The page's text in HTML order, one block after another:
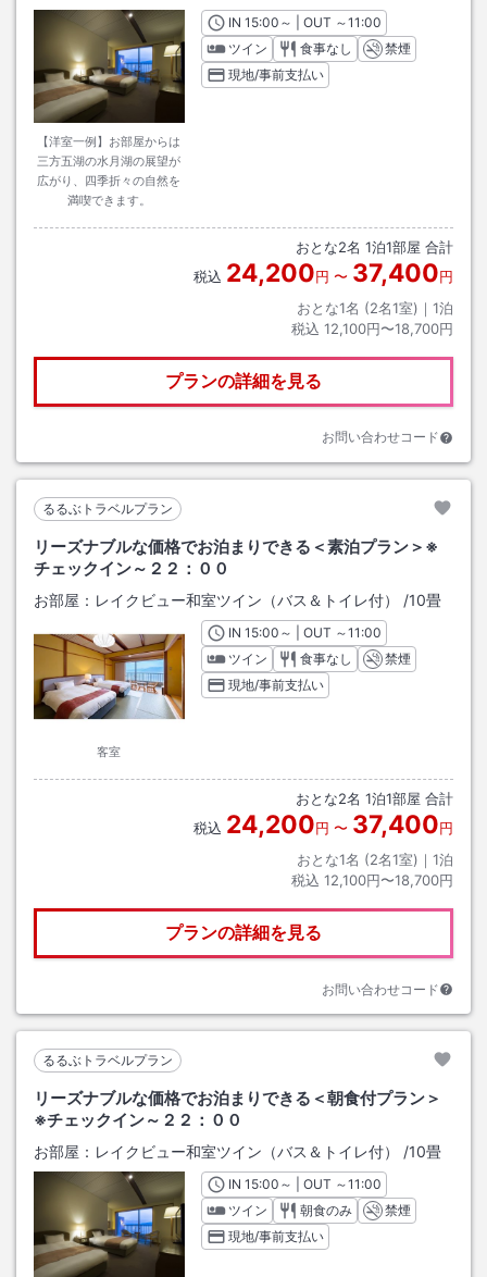
【洋室一例】お部屋からは
三方五湖の水月湖の展望が
広がり、四季折々の自然を
満喫できます。
INチェックイン
15:00 ～ | OUT チェックアウト
～11:00
ツイン
食事なし
禁煙
現地/事前支払い
おとな2名 1泊1部屋 合計
税込 24,200円 〜 37,400円
おとな1名 (2名1室)｜ 1泊
税込 12,100円〜18,700円
プランの詳細を見る
お問い合わせコード
るるぶトラベルプラン
リーズナブルな価格でお泊まりできる＜素泊プラン＞※
チェックイン～２２：００
お部屋： レイクビュー和室ツイン（バス＆トイレ付） /10畳
客室
INチェックイン
15:00 ～ | OUT チェックアウト
～11:00
ツイン
食事なし
禁煙
現地/事前支払い
おとな2名 1泊1部屋 合計
税込 24,200円 〜 37,400円
おとな1名 (2名1室)｜ 1泊
税込 12,100円〜18,700円
プランの詳細を見る
お問い合わせコード
るるぶトラベルプラン
リーズナブルな価格でお泊まりできる＜朝食付プラン＞
※チェックイン～２２：００
お部屋： レイクビュー和室ツイン（バス＆トイレ付） /10畳
INチェックイン
15:00 ～ | OUT チェックアウト
～11:00
ツイン
朝食のみ
禁煙
現地/事前支払い